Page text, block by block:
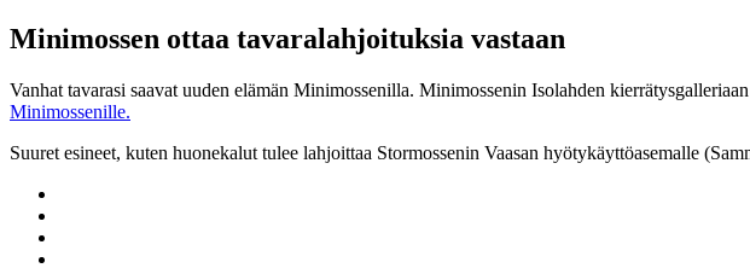
Minimossen ottaa tavaralahjoituksia vastaan
Vanhat tavarasi saavat uuden elämän Minimossenilla. Minimossenin Isolahden
Minimossenille.
Suuret esineet, kuten huonekalut tulee lahjoittaa Stormossenin Vaasan hyötykäyttöasemalle